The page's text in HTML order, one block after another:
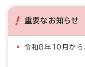
重要なお知らせ
令和8年10月から